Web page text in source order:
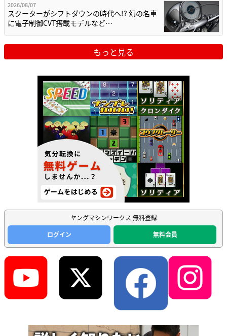
2026/08/07
スクーターがシフトダウンの時代へ!? 幻の名車
に電子制御CVT搭載モデルなど…
もっと見る
ヤングマシンワークス 無料登録
ログイン
無料会員